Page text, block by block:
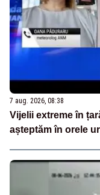
7 aug. 2026, 08:38
Vijelii extreme în
așteptăm în orele